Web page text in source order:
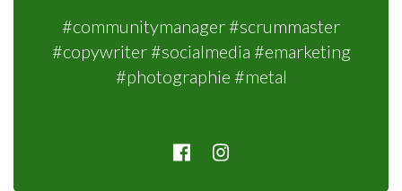
#communitymanager #scrummaster
#copywriter #socialmedia #emarketing
#photographie #metal